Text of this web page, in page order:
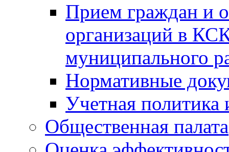
Прием граждан и
организаций в
муниципального
Нормативные
Учетная политика
Общественная палата